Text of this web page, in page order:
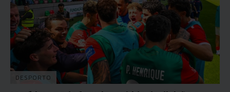
DESPORTO